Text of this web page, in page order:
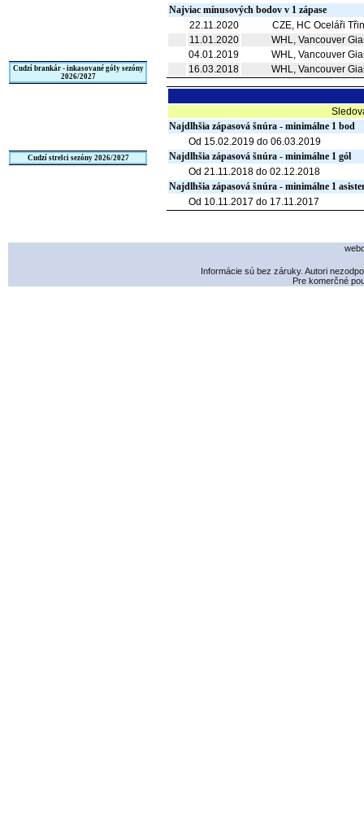
Cudzí brankár - inkasované góly sezóny
2026/2027
Cudzí strelci sezóny 2026/2027
Najviac mínusových bodov v 1 zápase
22.11.2020
CZE, HC Oceláři
11.01.2020
WHL, Vancouver
04.01.2019
WHL, Vancouver
16.03.2018
WHL, Vancouver
Najdlhšia zápasová šnúra - minimálne 1 bod
Od 15.02.2019 do 06.03.2019
Najdlhšia zápasová šnúra - minimálne 1 gól
Od 21.11.2018 do 02.12.2018
Najdlhšia zápasová šnúra - minimálne 1
Od 10.11.2017 do 17.11.2017
Informácie sú bez záruky. Autori
Pre komerčné